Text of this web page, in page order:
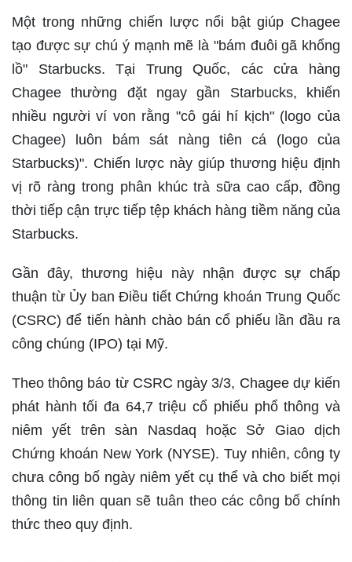
Một trong những chiến lược nổi bật giúp Chagee
tạo được sự chú ý mạnh mẽ là "bám đuôi gã khổng
lồ" Starbucks. Tại Trung Quốc, các cửa hàng
Chagee thường đặt ngay gần Starbucks, khiến
nhiều người ví von rằng "cô gái hí kịch" (logo của
Chagee) luôn bám sát nàng tiên cá (logo của
Starbucks)". Chiến lược này giúp thương hiệu định
vị rõ ràng trong phân khúc trà sữa cao cấp, đồng
thời tiếp cận trực tiếp tệp khách hàng tiềm năng của
Starbucks.
Gần đây, thương hiệu này nhận được sự chấp
thuận từ Ủy ban Điều tiết Chứng khoán Trung Quốc
(CSRC) để tiến hành chào bán cổ phiếu lần đầu ra
công chúng (IPO) tại Mỹ.
Theo thông báo từ CSRC ngày 3/3, Chagee dự kiến
phát hành tối đa 64,7 triệu cổ phiếu phổ thông và
niêm yết trên sàn Nasdaq hoặc Sở Giao dịch
Chứng khoán New York (NYSE). Tuy nhiên, công ty
chưa công bố ngày niêm yết cụ thể và cho biết mọi
thông tin liên quan sẽ tuân theo các công bố chính
thức theo quy định.